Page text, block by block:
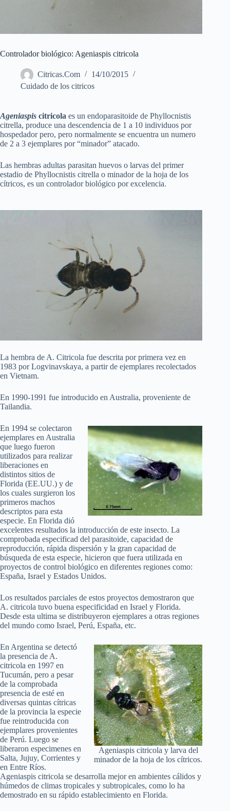
Controlador biológico: Ageniaspis citricola
Citricas.Com
14/10/2015
Cuidado de los citricos
Ageniaspis citricola es un endoparasitoide de Phyllocnistis
citrella, produce una descendencia de 1 a 10 individuos por
hospedador pero, pero normalmente se encuentra un numero
de 2 a 3 ejemplares por “minador” atacado.
Las hembras adultas parasitan huevos o larvas del primer
estadio de Phyllocnistis citrella o minador de la hoja de los
cítricos, es un controlador biológico por excelencia.
La hembra de A. Citricola fue descrita por primera vez en
1983 por Logvinavskaya, a partir de ejemplares recolectados
en Vietnam.
En 1990-1991 fue introducido en Australia, proveniente de
Tailandia.
En 1994 se colectaron
ejemplares en Australia
que luego fueron
utilizados para realizar
liberaciones en
distintos sitios de
Florida (EE.UU.) y de
los cuales surgieron los
primeros machos
descriptos para esta
especie. En Florida dió
excelentes resultados la introducción de este insecto. La
comprobada especificad del parasitoide, capacidad de
reproducción, rápida dispersión y la gran capacidad de
búsqueda de esta especie, hicieron que fuera utilizada en
proyectos de control biológico en diferentes regiones como:
España, Israel y Estados Unidos.
Los resultados parciales de estos proyectos demostraron que
A. citricola tuvo buena especificidad en Israel y Florida.
Desde esta ultima se distribuyeron ejemplares a otras regiones
del mundo como Israel, Perú, España, etc.
Ageniaspis citricola y larva del
minador de la hoja de los cítricos.
En Argentina se detectó
la presencia de A.
citricola en 1997 en
Tucumán, pero a pesar
de la comprobada
presencia de esté en
diversas quintas cítricas
de la provincia la especie
fue reintroducida con
ejemplares provenientes
de Perú. Luego se
liberaron especimenes en
Salta, Jujuy, Corrientes y
en Entre Ríos.
Ageniaspis citricola se desarrolla mejor en ambientes cálidos y
húmedos de climas tropicales y subtropicales, como lo ha
demostrado en su rápido establecimiento en Florida.